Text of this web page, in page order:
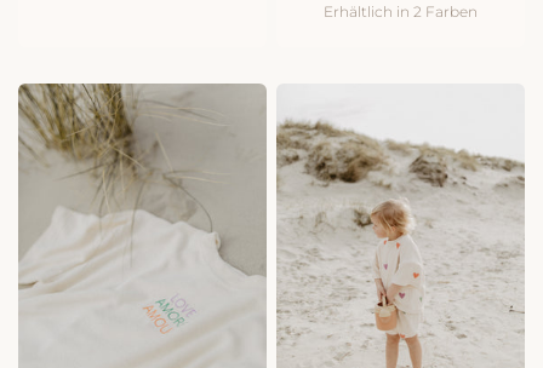
naturpeach
Erhältlich in 2 Farben